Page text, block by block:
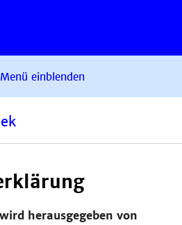
Menü einblenden
herausgegeben von